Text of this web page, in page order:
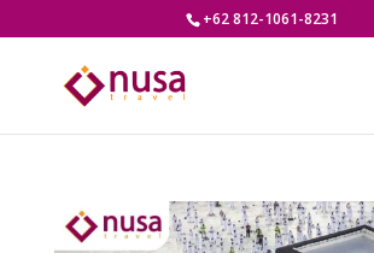
+62 812-1061-8231